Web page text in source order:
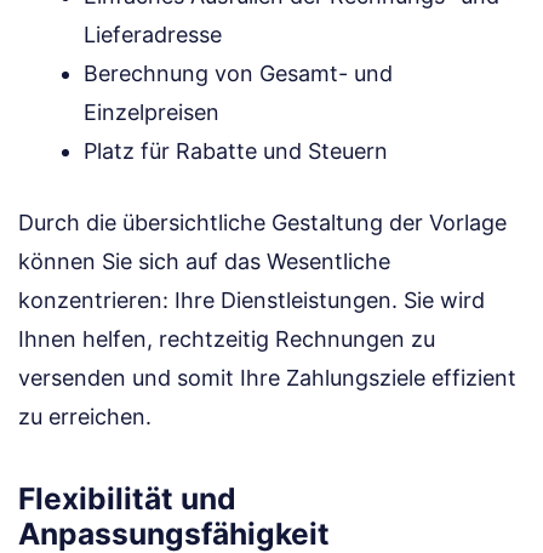
Lieferadresse
Berechnung von Gesamt- und
Einzelpreisen
Platz für Rabatte und Steuern
Durch die übersichtliche Gestaltung der Vorlage
können Sie sich auf das Wesentliche
konzentrieren: Ihre Dienstleistungen. Sie wird
Ihnen helfen, rechtzeitig Rechnungen zu
versenden und somit Ihre Zahlungsziele effizient
zu erreichen.
Flexibilität und
Anpassungsfähigkeit